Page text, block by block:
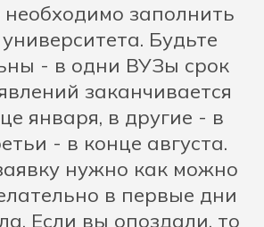
заполнить
Будьте
- в одни ВУЗы срок
заканчивается
января, в другие - в
- в конце августа.
нужно как можно
в первые дни
Если вы опоздали, то